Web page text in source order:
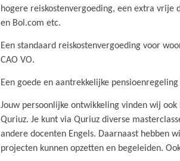
hogere reiskostenvergoeding, een extra vrije
en Bol.com etc.
Een standaard reiskostenvergoeding voor
CAO VO.
Een goede en aantrekkelijke pensioenregeling
Jouw persoonlijke ontwikkeling vinden wij
Quriuz. Je kunt via Quriuz diverse
andere docenten Engels. Daarnaast hebben
projecten kunnen opzetten en begeleiden.